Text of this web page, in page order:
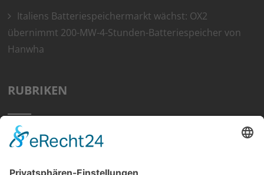
Italiens Batteriespeichermarkt wächst: OX2
übernimmt 200-MW-4-Stunden-Batteriespeicher von
Hanwha
RUBRIKEN
Home